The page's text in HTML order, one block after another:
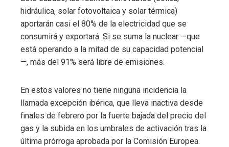
hidráulica, solar fotovoltaica y solar térmica)
aportarán casi el 80% de la electricidad que se
consumirá y exportará. Si se suma la nuclear —que
está operando a la mitad de su capacidad potencial
—, más del 91% será libre de emisiones.
En estos valores no tiene ninguna incidencia la
llamada excepción ibérica, que lleva inactiva desde
finales de febrero por la fuerte bajada del precio del
gas y la subida en los umbrales de activación tras la
última prórroga aprobada por la Comisión Europea.